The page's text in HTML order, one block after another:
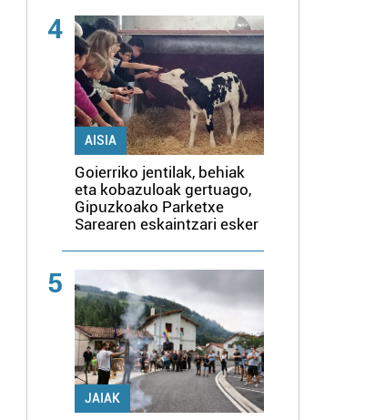
4
AISIA
Goierriko jentilak, behiak
eta kobazuloak gertuago,
Gipuzkoako Parketxe
Sarearen eskaintzari esker
5
JAIAK